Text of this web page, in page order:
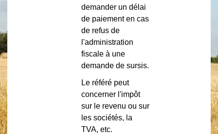
demander un délai
de paiement en cas
de refus de
l'administration
fiscale à une
demande de sursis.
Le référé peut
concerner l'impôt
sur le revenu ou sur
les sociétés, la
TVA, etc.